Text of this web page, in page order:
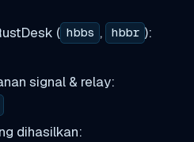
( hbbs , hbbr ):
signal & relay:
dihasilkan: